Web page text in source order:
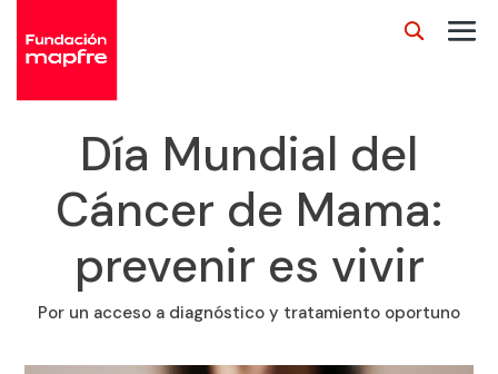
Día Mundial del
Cáncer de Mama:
prevenir es vivir
Por un acceso a diagnóstico y tratamiento oportuno